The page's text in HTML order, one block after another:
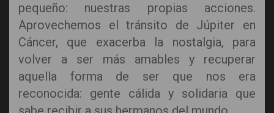
pequeño: nuestras propias acciones.
Aprovechemos el tránsito de Júpiter en
Cáncer, que exacerba la nostalgia, para
volver a ser más amables y recuperar
aquella forma de ser que nos era
reconocida: gente cálida y solidaria que